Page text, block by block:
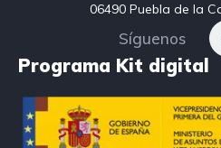
06490 Puebla de la
Síguenos
Programa Kit digital